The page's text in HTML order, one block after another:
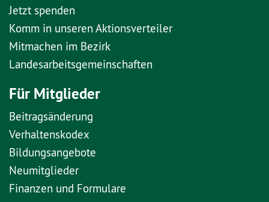
Jetzt spenden
Komm in unseren Aktionsverteiler
Mitmachen im Bezirk
Landesarbeitsgemeinschaften
Für Mitglieder
Beitragsänderung
Verhaltenskodex
Bildungsangebote
Neumitglieder
Finanzen und Formulare